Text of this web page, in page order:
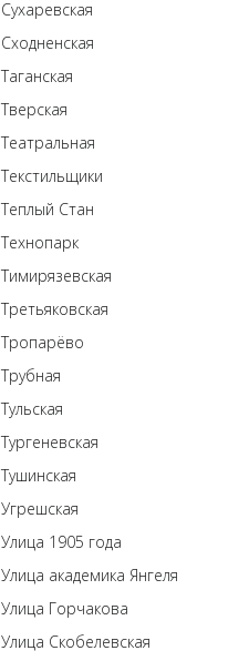
Сухаревская
Сходненская
Таганская
Тверская
Театральная
Текстильщики
Теплый Стан
Технопарк
Тимирязевская
Третьяковская
Тропарёво
Трубная
Тульская
Тургеневская
Тушинская
Угрешская
Улица 1905 года
Улица академика Янгеля
Улица Горчакова
Улица Скобелевская